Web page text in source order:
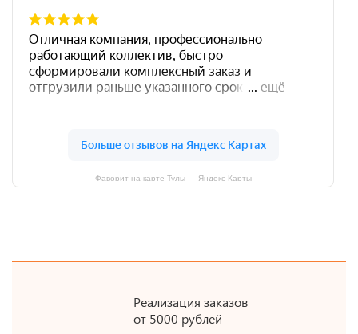
Фаворит на карте Тулы — Яндекс Карты
Реализация заказов
от 5000 рублей